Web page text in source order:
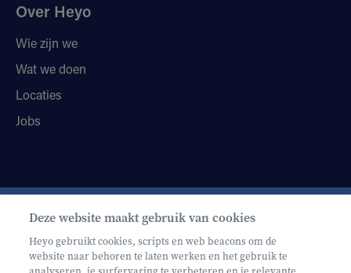
Over Heyo
Wie zijn we
Wat we doen
Locaties
Jobs
Schrijf je in op onze nieuwsbrief
Deze website maakt gebruik van cookies
Heyo gebruikt cookies, scripts en web beacons om de
website naar behoren te laten werken en het gebruik te